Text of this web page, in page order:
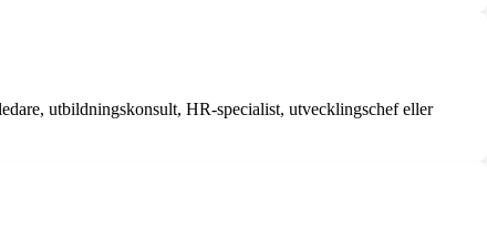
utbildningskonsult, HR-specialist, utvecklingschef eller